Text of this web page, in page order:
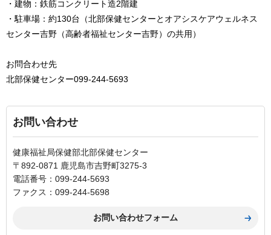
・建物：鉄筋コンクリート造2階建
・駐車場：約130台（北部保健センターとオアシスケアウェルネス
センター吉野（高齢者福祉センター吉野）の共用）
お問合わせ先
北部保健センター099-244-5693
お問い合わせ
健康福祉局保健部北部保健センター
〒892-0871 鹿児島市吉野町3275-3
電話番号：099-244-5693
ファクス：099-244-5698